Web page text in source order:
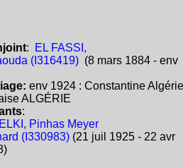
:
EL FASSI,
(I316419)(8 mars 1884 - env
env 1924 : Constantine Algérie
ALGÉRIE
:
Pinhas Meyer
(I330983)(21 juil 1925 - 22 avr